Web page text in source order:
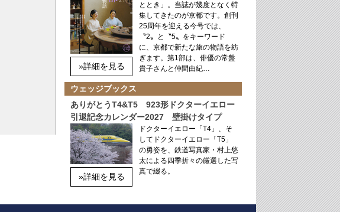
»詳細を見る
ととき」。当誌が幾度となく特
集してきたのが京都です。創刊
25周年を迎える今号では、
〝2〟と〝5〟をキーワード
に、京都で新たな旅の物語を紡
ぎます。第1部は、俳優の常盤
貴子さんと仲間由紀…
ウェッジブックス
ありがとうT4&T5 923形ドクターイエロー
引退記念カレンダー2027 壁掛けタイプ
»詳細を見る
ドクターイエロー「T4」、そ
してドクターイエロー「T5」
の勇姿を、鉄道写真家・村上悠
太による四季折々の厳選した写
真で綴る。